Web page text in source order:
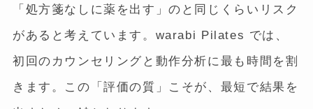
「処方箋なしに薬を出す」のと同じくらいリスク
があると考えています。warabi Pilates では、
初回のカウンセリングと動作分析に最も時間を割
きます。この「評価の質」こそが、最短で結果を